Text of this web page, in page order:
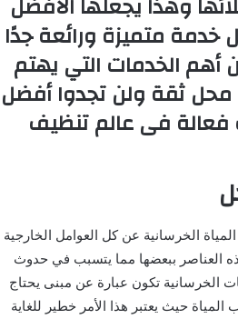
متميزة ورائعة جدًا
أهم الخدمات التي يهتم
محل ثقة ولن تجدوا أفضل
فعالة فى عالم تنظيف
الخرسانية عن كل العوامل الخارجية
العناصر ببعضها مما يتسبب في حدوث
الخرسانية تكون عبارة عن مبنى يحتاج
حيث يعتبر هذا الأمر خطير للغاية